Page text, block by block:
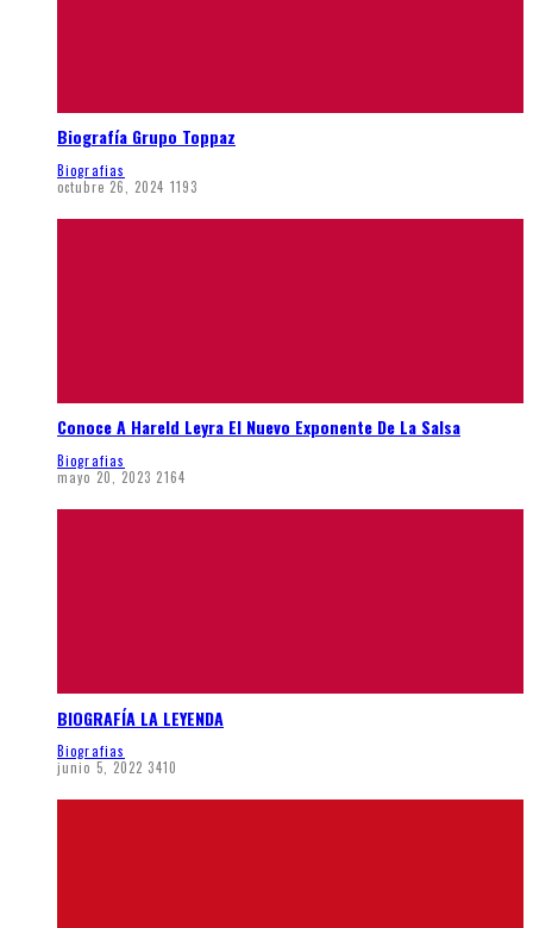
Biografía Grupo Toppaz
Biografias
octubre 26, 2024 1193
Conoce A Hareld Leyra El Nuevo Exponente De La Salsa
Biografias
mayo 20, 2023 2164
BIOGRAFÍA LA LEYENDA
Biografias
junio 5, 2022 3410